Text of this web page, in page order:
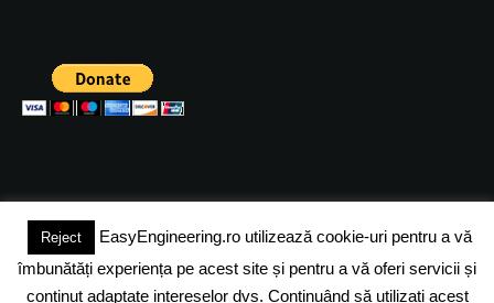
(c) 2024 - FineEngineeringMagazine. All rights reserved.
DESPRE NOI ADVERTISING JOBS DESPRE COOKIES
Reject
EasyEngineering.ro utilizează cookie-uri pentru a vă
îmbunătăți experiența pe acest site și pentru a vă oferi servicii și
conținut adaptate intereselor dvs. Continuând să utilizați acest